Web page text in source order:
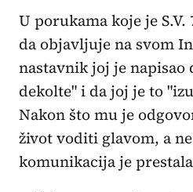
U porukama koje je
da objavljuje na svom
nastavnik joj je napisao
dekolte" i da joj je to
Nakon što mu je
život voditi glavom, a
komunikacija je